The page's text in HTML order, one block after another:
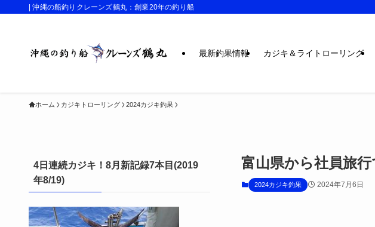
| 沖縄の船釣りクレーンズ鶴丸：創業20年の釣り船
最新釣果情報 カジキ＆ライトローリング
ホーム カジキトローリング 2024カジキ釣果
富山県から社員旅
2024カジキ釣果 2024年7月6日
4日連続カジキ！8月新記録7本目(2019
年8/19)